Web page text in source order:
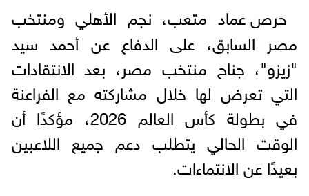
حرص عماد متعب، نجم الأهلي ومنتخب
مصر السابق، على الدفاع عن أحمد سيد
"زيزو"، جناح منتخب مصر، بعد الانتقادات
التي تعرض لها خلال مشاركته مع الفراعنة
في بطولة كأس العالم 2026، مؤكدًا أن
الوقت الحالي يتطلب دعم جميع اللاعبين
بعيدًا عن الانتماءات.